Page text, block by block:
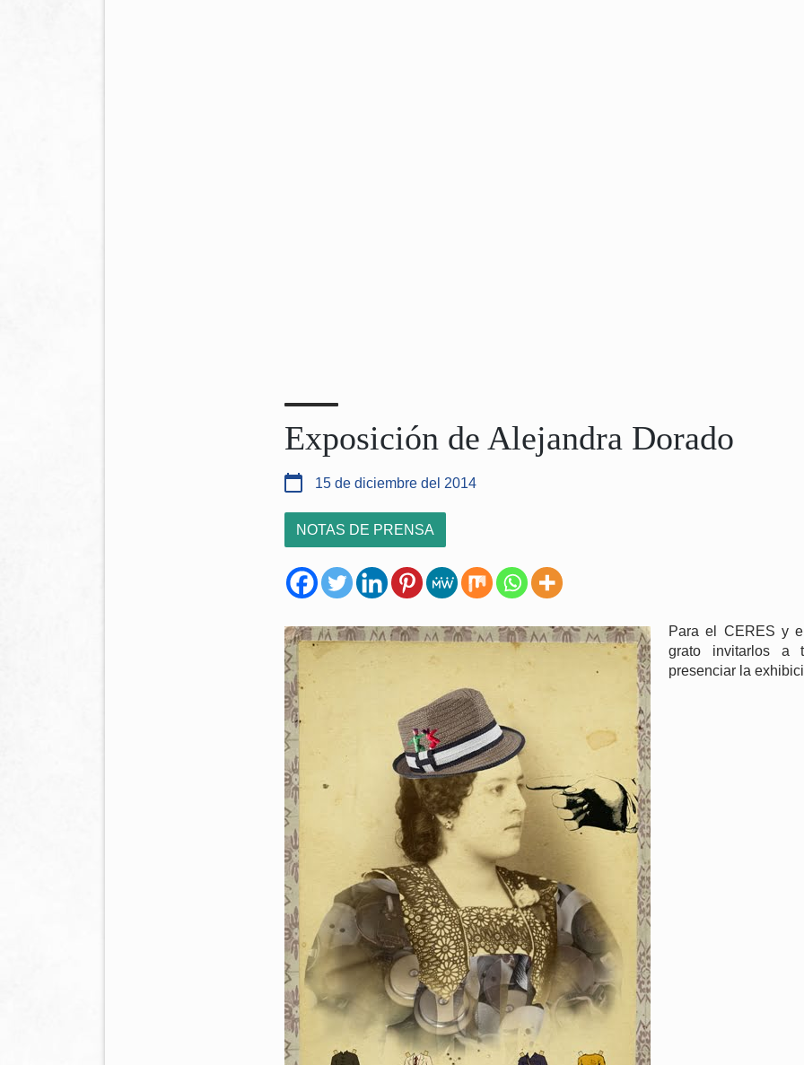
Exposición de Alejandra Dorado
15 de diciembre del 2014
NOTAS DE PRENSA
Para el CERES y
grato invitarlos a
presenciar la